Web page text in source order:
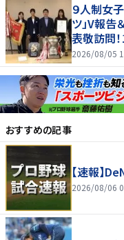
９人制女
ツ」V報告
表敬訪問
を目指し
2026/08/05
おすすめの記事
【速報】
2026/08/06